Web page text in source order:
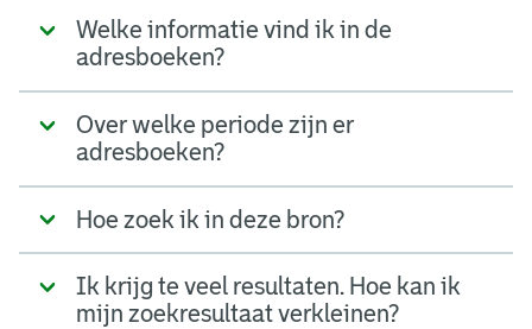
Welke informatie vind ik in de
adresboeken?
Over welke periode zijn er
adresboeken?
Hoe zoek ik in deze bron?
Ik krijg te veel resultaten. Hoe kan ik
mijn zoekresultaat verkleinen?